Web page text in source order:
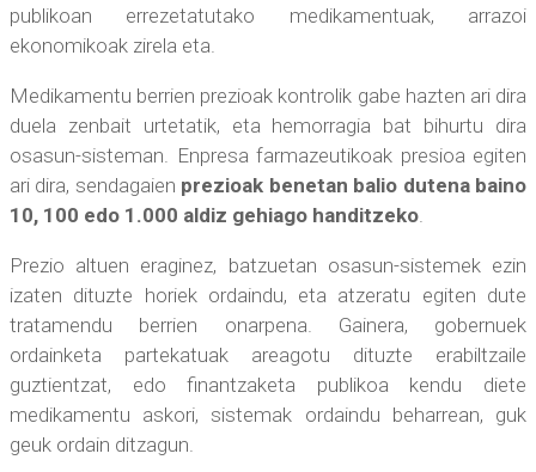
publikoan errezetatutako medikamentuak, arrazoi
ekonomikoak zirela eta.
Medikamentu berrien prezioak kontrolik gabe hazten ari dira
duela zenbait urtetatik, eta hemorragia bat bihurtu dira
osasun-sisteman. Enpresa farmazeutikoak presioa egiten
ari dira, sendagaien prezioak benetan balio dutena baino
10, 100 edo 1.000 aldiz gehiago handitzeko.
Prezio altuen eraginez, batzuetan osasun-sistemek ezin
izaten dituzte horiek ordaindu, eta atzeratu egiten dute
tratamendu berrien onarpena. Gainera, gobernuek
ordainketa partekatuak areagotu dituzte erabiltzaile
guztientzat, edo finantzaketa publikoa kendu diete
medikamentu askori, sistemak ordaindu beharrean, guk
geuk ordain ditzagun.